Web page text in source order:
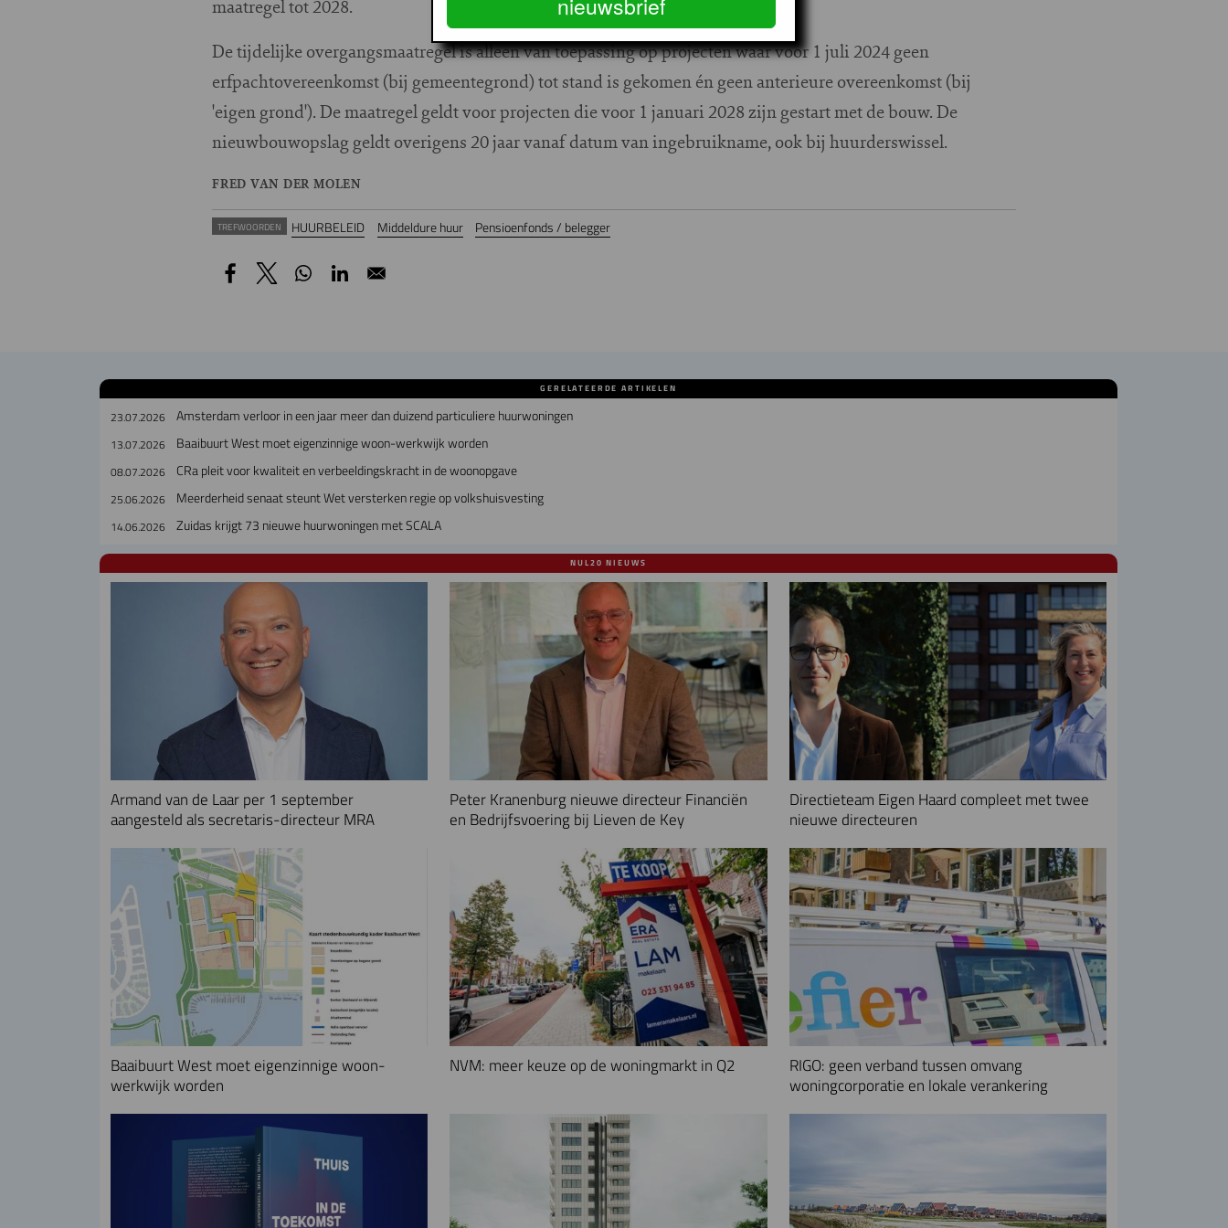
maatregel tot 2028.
De tijdelijke overgangsmaatregel is alleen van toepassing op projecten waar voor 1 juli 2024 geen
erfpachtovereenkomst (bij gemeentegrond) tot stand is gekomen én geen anterieure overeenkomst (bij
'eigen grond'). De maatregel geldt voor projecten die voor 1 januari 2028 zijn gestart met de bouw. De
nieuwbouwopslag geldt overigens 20 jaar vanaf datum van ingebruikname, ook bij huurderswissel.
FRED VAN DER MOLEN
TREFWOORDEN HUURBELEID Middeldure huur Pensioenfonds / belegger
GERELATEERDE ARTIKELEN
23.07.2026 Amsterdam verloor in een jaar meer dan duizend particuliere huurwoningen
13.07.2026 Baaibuurt West moet eigenzinnige woon-werkwijk worden
08.07.2026 CRa pleit voor kwaliteit en verbeeldingskracht in de woonopgave
25.06.2026 Meerderheid senaat steunt Wet versterken regie op volkshuisvesting
14.06.2026 Zuidas krijgt 73 nieuwe huurwoningen met SCALA
NUL20 NIEUWS
Armand van de Laar per 1 september
aangesteld als secretaris-directeur MRA
Peter Kranenburg nieuwe directeur Financiën
en Bedrijfsvoering bij Lieven de Key
Directieteam Eigen Haard compleet met twee
nieuwe directeuren
Baaibuurt West moet eigenzinnige woon-
werkwijk worden
NVM: meer keuze op de woningmarkt in Q2
RIGO: geen verband tussen omvang
woningcorporatie en lokale verankering